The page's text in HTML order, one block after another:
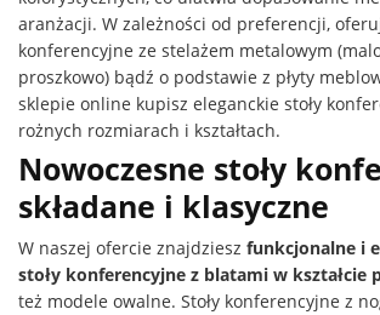
aranżacji. W zależności od preferencji,
konferencyjne ze stelażem metalowym
proszkowo) bądź o podstawie z płyty
sklepie online kupisz eleganckie stoły
rożnych rozmiarach i kształtach.
Nowoczesne stoły
składane i klasyczne
W naszej ofercie znajdziesz funkcjonalne i
stoły konferencyjne z blatami w kształcie
też modele owalne. Stoły konferencyjne z